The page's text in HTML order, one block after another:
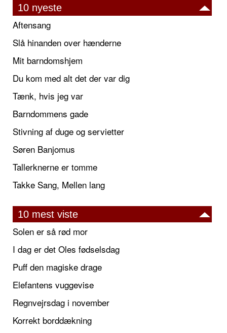
10 nyeste
Aftensang
Slå hinanden over hænderne
Mit barndomshjem
Du kom med alt det der var dig
Tænk, hvis jeg var
Barndommens gade
Stivning af duge og servietter
Søren Banjomus
Tallerknerne er tomme
Takke Sang, Mellen lang
10 mest viste
Solen er så rød mor
I dag er det Oles fødselsdag
Puff den magiske drage
Elefantens vuggevise
Regnvejrsdag i november
Korrekt borddækning